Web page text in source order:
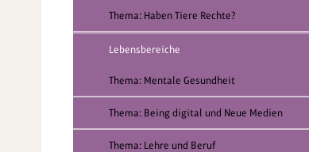
Thema: Haben Tiere Rechte?
Lebensbereiche
Thema: Mentale Gesundheit
Thema: Being digital und Neue Medien
Thema: Lehre und Beruf